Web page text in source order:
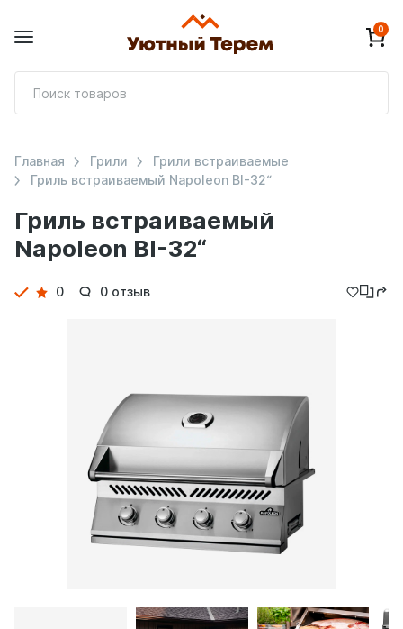
0
Гриль встраиваемый
Napoleon BI-32“
Главная Грили
Грили встраиваемые
Гриль встраиваемый Napoleon BI-32“
Детали
0 0 отзыв